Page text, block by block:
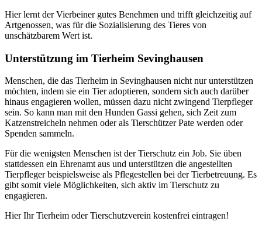
Hier lernt der Vierbeiner gutes Benehmen und trifft gleichzeitig auf
Artgenossen, was für die Sozialisierung des Tieres von
unschätzbarem Wert ist.
Unterstützung im Tierheim Sevinghausen
Menschen, die das Tierheim in Sevinghausen nicht nur unterstützen
möchten, indem sie ein Tier adoptieren, sondern sich auch darüber
hinaus engagieren wollen, müssen dazu nicht zwingend Tierpfleger
sein. So kann man mit den Hunden Gassi gehen, sich Zeit zum
Katzenstreicheln nehmen oder als Tierschützer Pate werden oder
Spenden sammeln.
Für die wenigsten Menschen ist der Tierschutz ein Job. Sie üben
stattdessen ein Ehrenamt aus und unterstützen die angestellten
Tierpfleger beispielsweise als Pflegestellen bei der Tierbetreuung. Es
gibt somit viele Möglichkeiten, sich aktiv im Tierschutz zu
engagieren.
Hier Ihr Tierheim oder Tierschutzverein kostenfrei eintragen!